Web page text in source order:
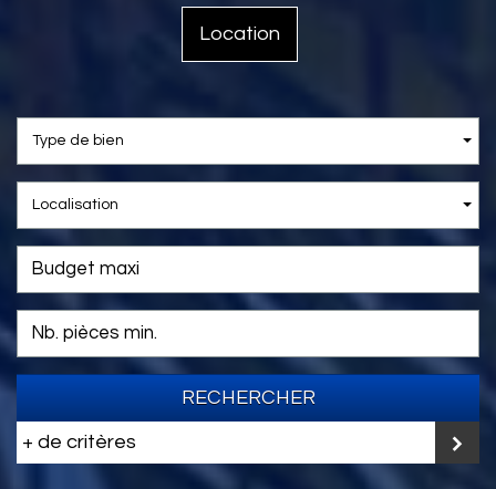
Location
Type de bien
Localisation
RECHERCHER
+ de critères